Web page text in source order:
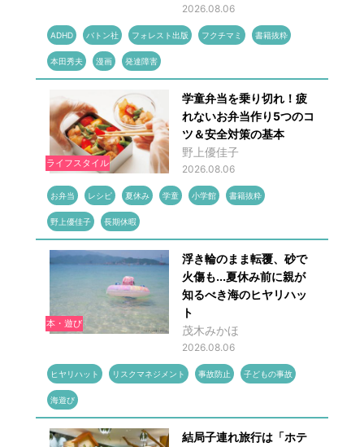
2026.08.06
ADHD バトン社 フォレスト出版 フクチマミ 書籍抜粋
本田秀夫 漫画 発達障害
ライフスタイル
学童弁当を乗り切れ！疲
れないお弁当作り5つのコ
ツ＆安全対策の基本
野上優佳子
2026.08.06
お弁当 レシピ 夏休み 学童 小学館 書籍抜粋
野上優佳子 長期休暇
本・遊び
浮き輪のまま転覆、砂で
火傷も...夏休み前に親が
知るべき海のヒヤリハッ
ト
茂木みかほ
2026.08.06
ヒヤリハット リスクマネジメント 事故防止 子どもの事故
海遊び
結局子連れ旅行は「ホテ